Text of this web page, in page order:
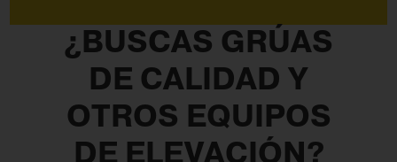
¿BUSCAS GRÚAS
DE CALIDAD Y
OTROS EQUIPOS